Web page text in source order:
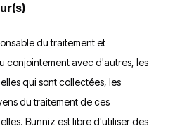
du traitement et
conjointement avec d'autres, les
qui sont collectées, les
du traitement de ces
Bunniz est libre d'utiliser des